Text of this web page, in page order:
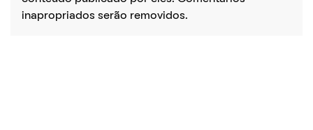
inapropriados serão removidos.